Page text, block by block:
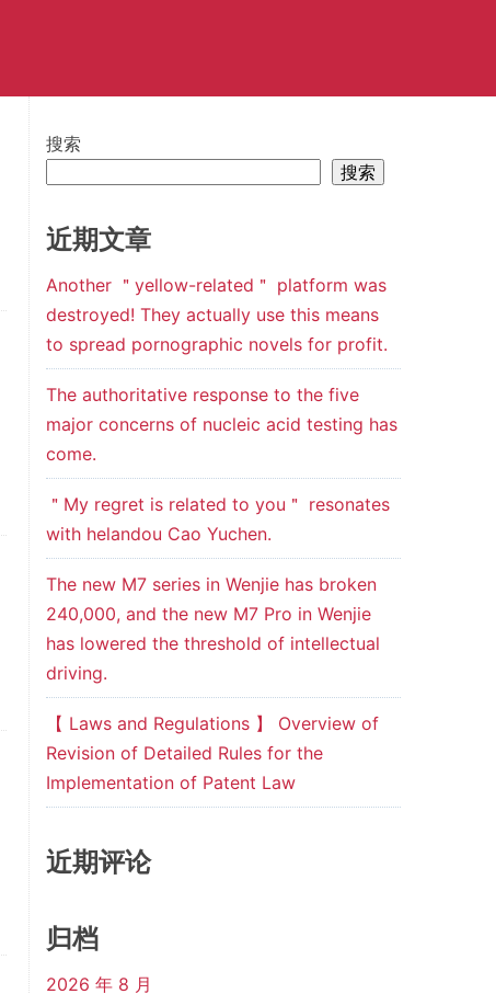
搜索
搜索
近期文章
Another ＂yellow-related＂ platform was
destroyed! They actually use this means
to spread pornographic novels for profit.
The authoritative response to the five
major concerns of nucleic acid testing has
come.
＂My regret is related to you＂ resonates
with helandou Cao Yuchen.
The new M7 series in Wenjie has broken
240,000, and the new M7 Pro in Wenjie
has lowered the threshold of intellectual
driving.
【 Laws and Regulations 】 Overview of
Revision of Detailed Rules for the
Implementation of Patent Law
近期评论
归档
2026 年 8 月